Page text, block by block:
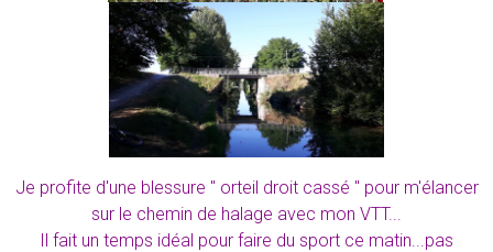
Je profite d'une blessure " orteil droit cassé " pour m'élancer
sur le chemin de halage avec mon VTT...
Il fait un temps idéal pour faire du sport ce matin...pas